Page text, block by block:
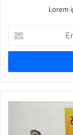
Lorem
your
Email